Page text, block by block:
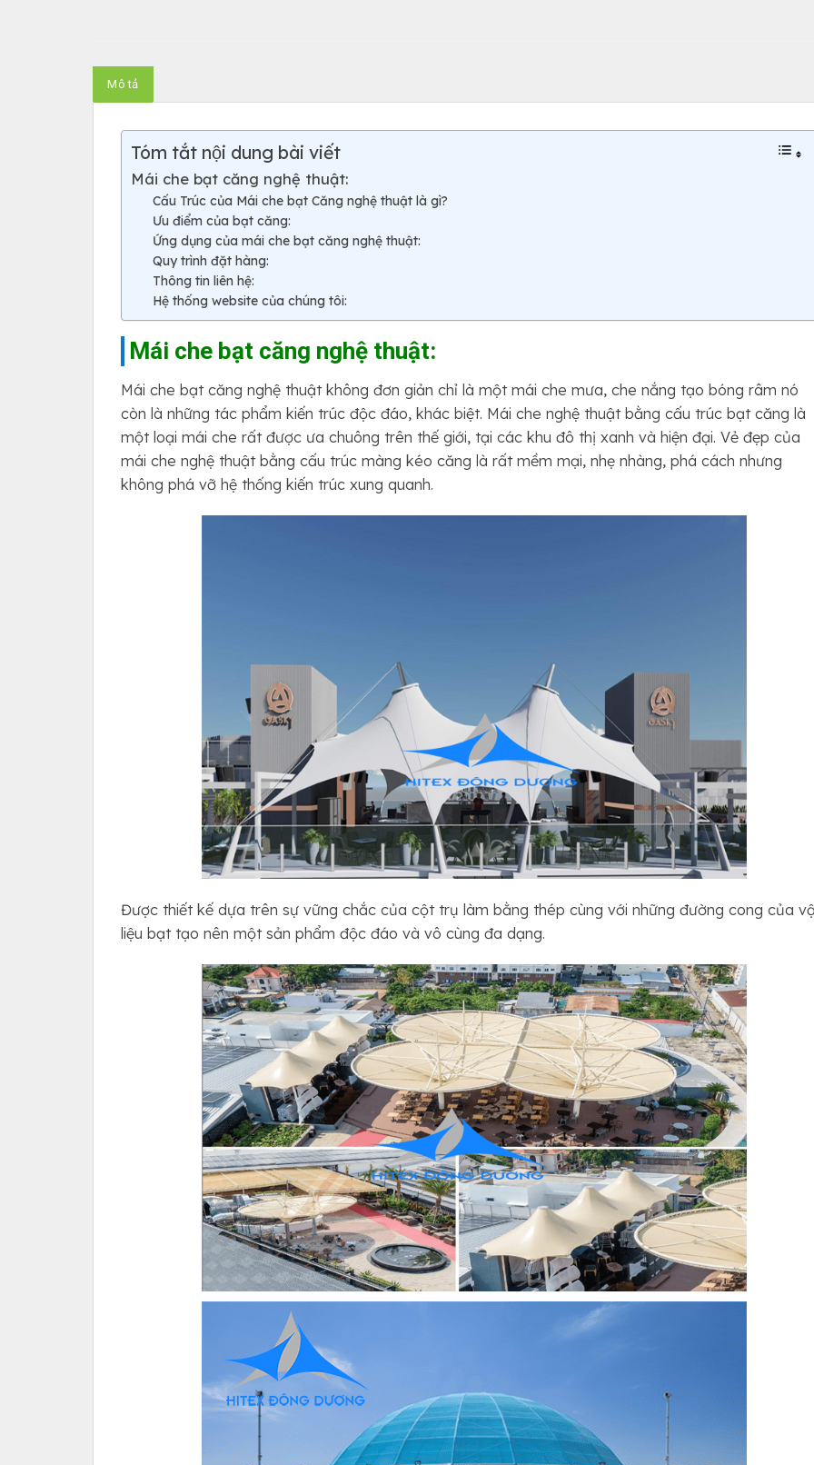
Mô tả
Tóm tắt nội dung bài viết
Mái che bạt căng nghệ thuật:
Cấu Trúc của Mái che bạt Căng nghệ thuật là gì?
Ưu điểm của bạt căng:
Ứng dụng của mái che bạt căng nghệ thuật:
Quy trình đặt hàng:
Thông tin liên hệ:
Hệ thống website của chúng tôi:
Mái che bạt căng nghệ thuật:
Mái che bạt căng nghệ thuật không đơn giản chỉ là một mái che mưa, che nắng tạo bóng râm nó
còn là những tác phẩm kiến trúc độc đáo, khác biệt. Mái che nghệ thuật bằng cấu trúc bạt căng là
một loại mái che rất được ưa chuông trên thế giới, tại các khu đô thị xanh và hiện đại. Vẻ đẹp của
mái che nghệ thuật bằng cấu trúc màng kéo căng là rất mềm mại, nhẹ nhàng, phá cách nhưng
không phá vỡ hệ thống kiến trúc xung quanh.
Được thiết kế dựa trên sự vững chắc của cột trụ làm bằng thép cùng với những đường cong của
liệu bạt tạo nên một sản phẩm độc đáo và vô cùng đa dạng.